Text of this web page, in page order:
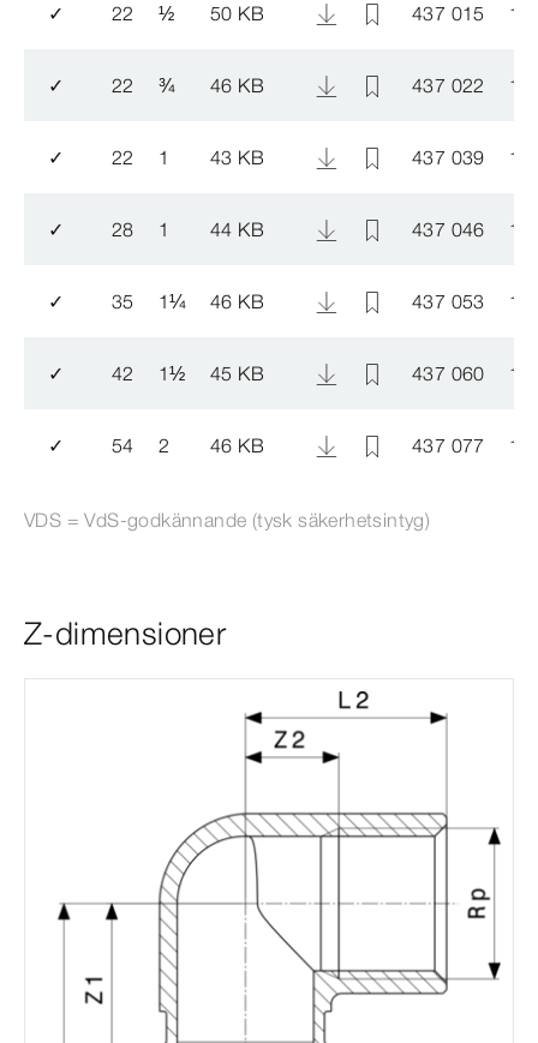
✓ 22 ½ 50 KB 437 015
✓ 22 ¾ 46 KB 437 022
✓ 22 1 43 KB 437 039
✓ 28 1 44 KB 437 046
✓ 35 1¼ 46 KB 437 053
✓ 42 1½ 45 KB 437 060
✓ 54 2 46 KB 437 077
VDS = VdS-​godkännande (tysk säkerhetsintyg)
Z-dimensioner